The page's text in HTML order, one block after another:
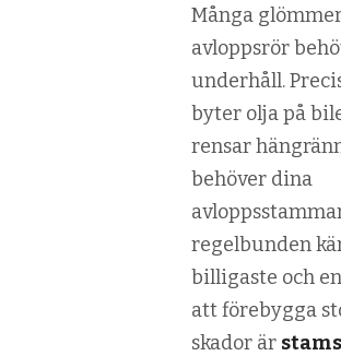
Många
avloppsrör
underhåll.
byter olja på
rensar
behöver dina
regelbunden
billigaste och
att förebygga
skador är